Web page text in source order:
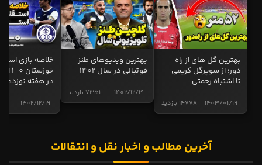
بهترین گل های از راه
دور؛ از سوپرگل کریمی
تا اشتباه رحمتی
14778 بازدید 1403/01/19
بهترین ویدیوهای طنز
فوتبالی در سال 1402
7351 بازدید 1402/12/19
خلاصه بازی
در هفته نوزدهم
1402/12/19
آخرین مطالب و اخبار نقل و انتقالات